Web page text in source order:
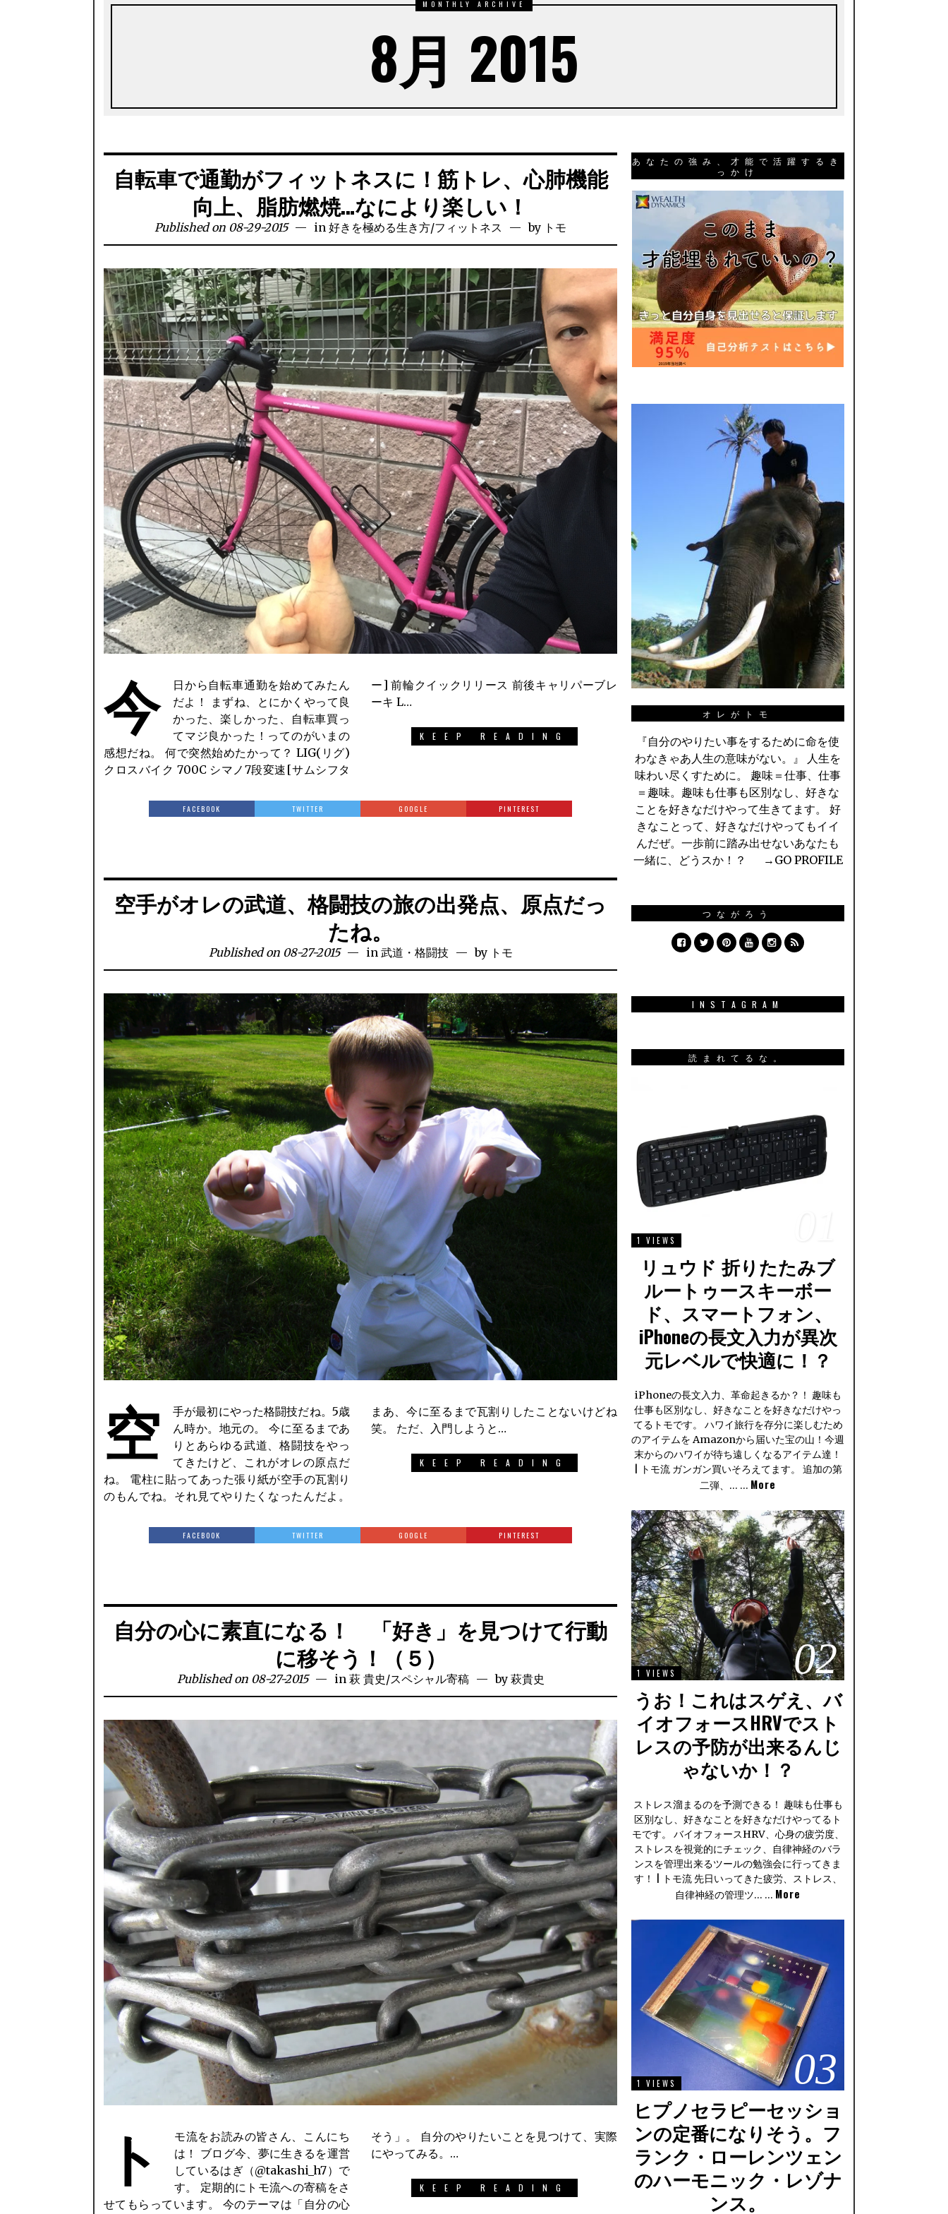
MONTHLY ARCHIVE
8月 2015
自転車で通勤がフィットネスに！筋トレ、心肺機能
向上、脂肪燃焼…なにより楽しい！
Published on 08-29-2015 in 好きを極める生き方/フィットネス by トモ
今
日から自転車通勤を始めてみたん
だよ！ まずね、とにかくやって良
かった、楽しかった、自転車買っ
てマジ良かった！ってのがいまの
感想だね。 何で突然始めたかって？ LIG(リグ)
クロスバイク 700C シマノ7段変速[サムシフタ
ー] 前輪クイックリリース 前後キャリパーブレ
ーキ L…
KEEP READING
FACEBOOK TWITTER GOOGLE PINTEREST
空手がオレの武道、格闘技の旅の出発点、原点だっ
たね。
Published on 08-27-2015 in 武道・格闘技 by トモ
空
手が最初にやった格闘技だね。5歳
ん時か。地元の。 今に至るまであ
りとあらゆる武道、格闘技をやっ
てきたけど、これがオレの原点だ
ね。 電柱に貼ってあった張り紙が空手の瓦割り
のもんでね。それ見てやりたくなったんだよ。
まあ、今に至るまで瓦割りしたことないけどね
笑。 ただ、入門しようと…
KEEP READING
FACEBOOK TWITTER GOOGLE PINTEREST
自分の心に素直になる！ 「好き」を見つけて行動
に移そう！（５）
Published on 08-27-2015 in 萩 貴史/スペシャル寄稿 by 萩貴史
ト
モ流をお読みの皆さん、こんにち
は！ ブログ今、夢に生きるを運営
しているはぎ（@takashi_h7）で
す。 定期的にトモ流への寄稿をさ
せてもらっています。 今のテーマは「自分の心
そう」。 自分のやりたいことを見つけて、実際
にやってみる。…
KEEP READING
あなたの強み、才能で活躍するき
っかけ
オレがトモ
『自分のやりたい事をするために命を使
わなきゃあ人生の意味がない。』 人生を
味わい尽くすために。 趣味＝仕事、仕事
＝趣味。趣味も仕事も区別なし、好きな
ことを好きなだけやって生きてます。 好
きなことって、好きなだけやってもイイ
んだぜ。一歩前に踏み出せないあなたも
一緒に、どうスか！？ → GO PROFILE
つながろう
INSTAGRAM
読まれてるな。
1 VIEWS
リュウド 折りたたみブ
ルートゥースキーボー
ド、スマートフォン、
iPhoneの長文入力が異次
元レベルで快適に！？
iPhoneの長文入力、革命起きるか？！ 趣味も
仕事も区別なし、好きなことを好きなだけやっ
てるトモです。 ハワイ旅行を存分に楽しむため
のアイテムを Amazonから届いた宝の山！今週
末からのハワイが待ち遠しくなるアイテム達！
| トモ流 ガンガン買いそろえてます。 追加の第
二弾、… … More
02
1 VIEWS
うお！これはスゲえ、バ
イオフォースHRVでスト
レスの予防が出来るんじ
ゃないか！？
ストレス溜まるのを予測できる！ 趣味も仕事も
区別なし、好きなことを好きなだけやってるト
モです。 バイオフォースHRV、心身の疲労度、
ストレスを視覚的にチェック、自律神経のバラ
ンスを管理出来るツールの勉強会に行ってきま
す！ | トモ流 先日いってきた疲労、ストレス、
自律神経の管理ツ… … More
03
1 VIEWS
ヒプノセラピーセッショ
ンの定番になりそう。フ
ランク・ローレンツェン
のハーモニック・レゾナ
ンス。